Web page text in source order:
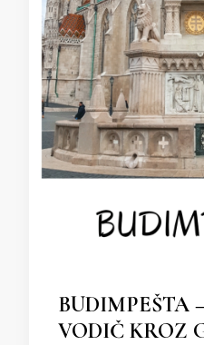
BUDIMPEŠTA
VODIČ KROZ